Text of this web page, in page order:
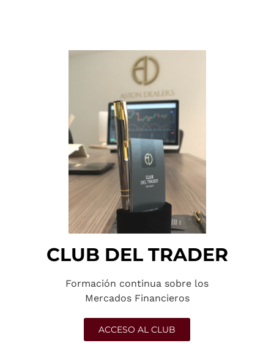
CLUB DEL TRADER
Formación continua sobre los
Mercados Financieros
ACCESO AL CLUB